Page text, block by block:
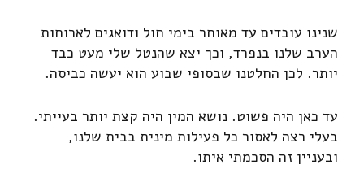
שנינו עובדים עד מאוחר בימי חול ודואגים לארוחות
הערב שלנו בנפרד, וכך יצא שהנטל שלי מעט כבד
יותר. לכן החלטנו שבסופי שבוע הוא יעשה כביסה.
עד כאן היה פשוט. נושא המין היה קצת יותר בעייתי.
בעלי רצה לאסור כל פעילות מינית בבית שלנו,
ובעניין זה הסכמתי איתו.